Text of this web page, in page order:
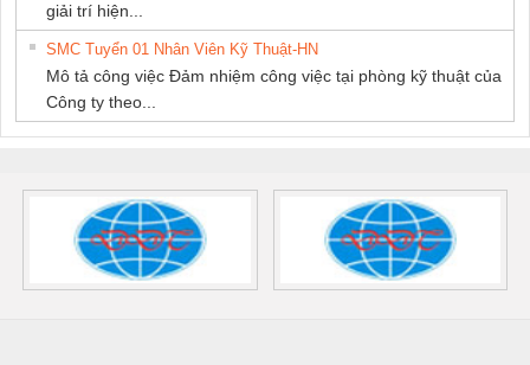
giải trí hiện...
SMC Tuyển 01 Nhân Viên Kỹ Thuật-HN
Mô tả công việc Đảm nhiệm công việc tại phòng kỹ thuật của
Công ty theo...